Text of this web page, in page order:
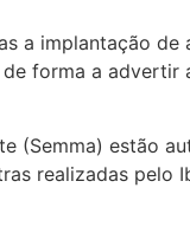
a implantação
forma a advertir
(Semma) estão
realizadas pelo